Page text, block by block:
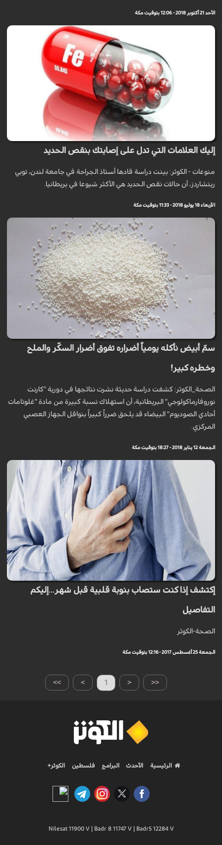
الأحد 21 أكتوبر 2018 - 12:06 بتوقيت مكة
إليك العلامات التي تدل على إصابتك بنقص الحديد
منوعات - الكوثر: بينت دراسة قادها أستاذ الجراحة في جامعة لندن، توبي
ريتشاردز، أن حالات نقص الحديد هي الأكثر شيوعا في بريطانيا.
الأربعاء 18 يوليو 2018 - 11:33 بتوقيت مكة
سمّ أبيض نأكله يومياً أضراره تفوق أضرار السكّر والملح
وخطره كبير!
الصحة_الكوثر: كشفت دراسة حديثة نشرت نتائجها في دورية "كارنت
نوروفارماكولوجي" البريطانية، أن استهلاك نسبة كبيرة من مادة "غلوتامات
أحادي الصوديوم" البيضاء قد يلحق ضرراً كبيراً بنواقل الجهاز العصبي
المركزي.
الجمعة 12 يناير 2018 - 18:27 بتوقيت مكة
إكتشف إذا كنت ستصاب بنوبة قلبية قبل شهر...إليكم
التفاصيل
الصحة-الكوثر
الجمعة 25 أغسطس 2017 - 12:16 بتوقيت مكة
>> > 1 < <<
الرئيسية الأحدث البرامج فلسطين الكوثر+
Nilesat 11900 V | Badr 8 11747 V | Badr5 12284 V